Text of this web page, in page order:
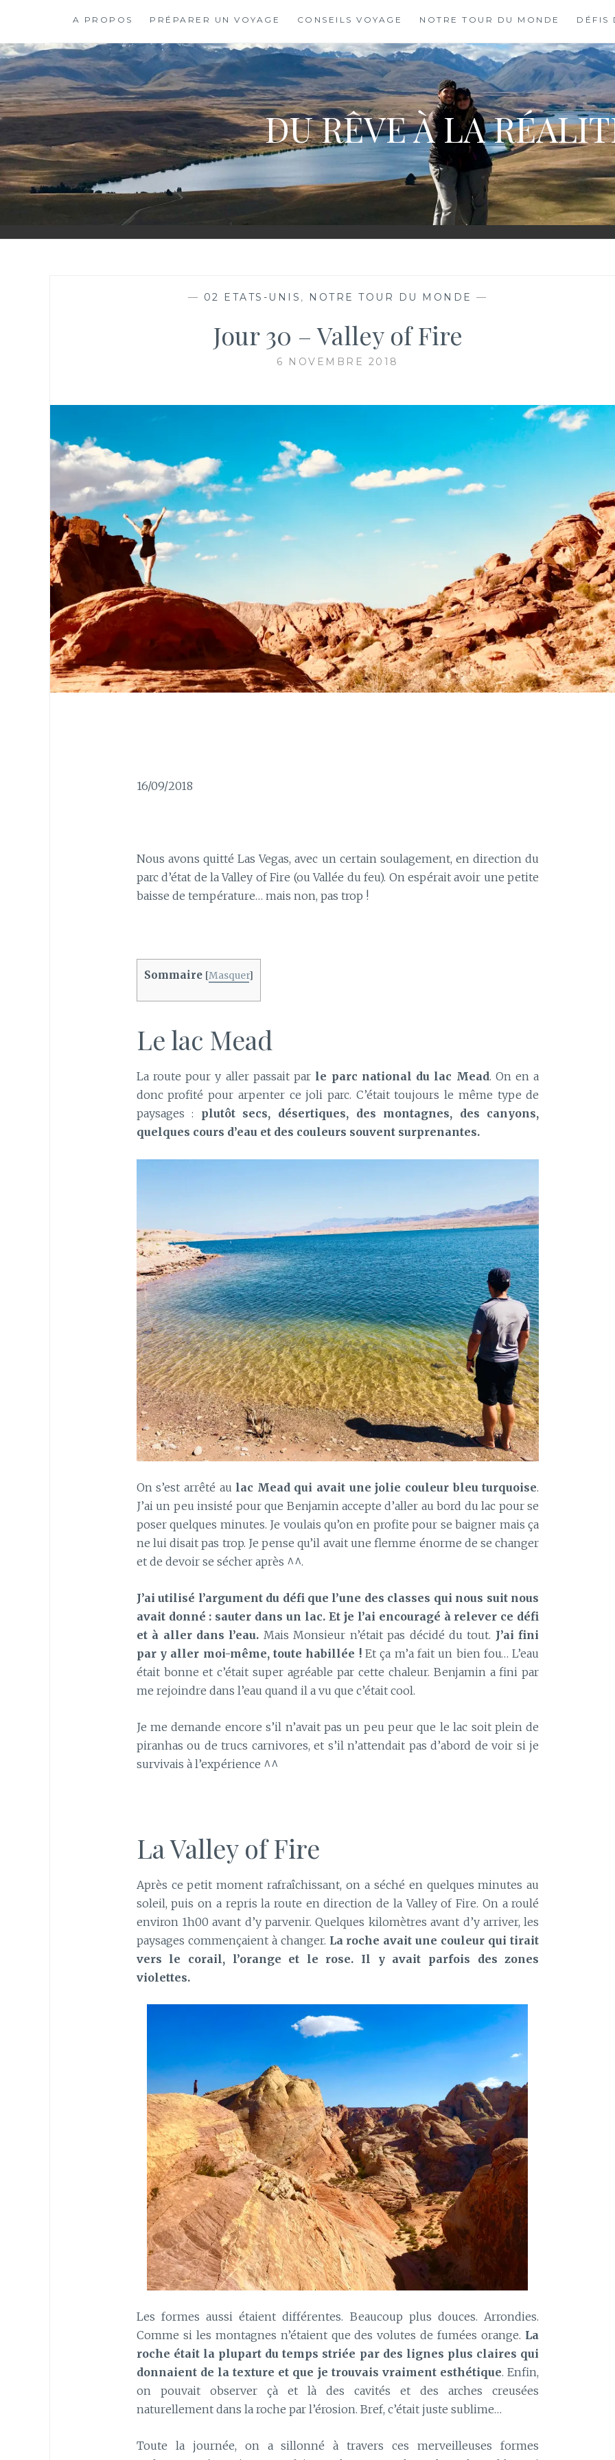
content
A PROPOS PRÉPARER UN VOYAGE CONSEILS VOYAGE NOTRE TOUR DU MONDE DÉFIS
DU RÊVE À LA
— 02 ETATS-UNIS , NOTRE TOUR DU MONDE —
Jour 30 – Valley of Fire
6 NOVEMBRE 2018
16/09/2018
Nous avons quitté Las Vegas, avec un certain soulagement, en direction du
parc d’état de la Valley of Fire (ou Vallée du feu). On espérait avoir une petite
baisse de température… mais non, pas trop !
Sommaire [Masquer]
Le lac Mead
La route pour y aller passait par le parc national du lac Mead. On en a
donc profité pour arpenter ce joli parc. C’était toujours le même type de
paysages : plutôt secs, désertiques, des montagnes, des canyons,
quelques cours d’eau et des couleurs souvent surprenantes.
On s’est arrêté au lac Mead qui avait une jolie couleur bleu turquoise.
J’ai un peu insisté pour que Benjamin accepte d’aller au bord du lac pour se
poser quelques minutes. Je voulais qu’on en profite pour se baigner mais ça
ne lui disait pas trop. Je pense qu’il avait une flemme énorme de se changer
et de devoir se sécher après ^^.
J’ai utilisé l’argument du défi que l’une des classes qui nous suit nous
avait donné : sauter dans un lac. Et je l’ai encouragé à relever ce défi
et à aller dans l’eau. Mais Monsieur n’était pas décidé du tout. J’ai fini
par y aller moi-même, toute habillée !Et ça m’a fait un bien fou… L’eau
était bonne et c’était super agréable par cette chaleur. Benjamin a fini par
me rejoindre dans l’eau quand il a vu que c’était cool.
Je me demande encore s’il n’avait pas un peu peur que le lac soit plein de
piranhas ou de trucs carnivores, et s’il n’attendait pas d’abord de voir si je
survivais à l’expérience ^^
La Valley of Fire
Après ce petit moment rafraîchissant, on a séché en quelques minutes au
soleil, puis on a repris la route en direction de la Valley of Fire. On a roulé
environ 1h00 avant d’y parvenir. Quelques kilomètres avant d’y arriver, les
paysages commençaient à changer. La roche avait une couleur qui tirait
vers le corail, l’orange et le rose. Il y avait parfois des zones
violettes.
Les formes aussi étaient différentes. Beaucoup plus douces. Arrondies.
Comme si les montagnes n’étaient que des volutes de fumées orange. La
roche était la plupart du temps striée par des lignes plus claires qui
donnaient de la texture et que je trouvais vraiment esthétique. Enfin,
on pouvait observer çà et là des cavités et des arches creusées
naturellement dans la roche par l’érosion. Bref, c’était juste sublime…
Toute la journée, on a sillonné à travers ces merveilleuses formes